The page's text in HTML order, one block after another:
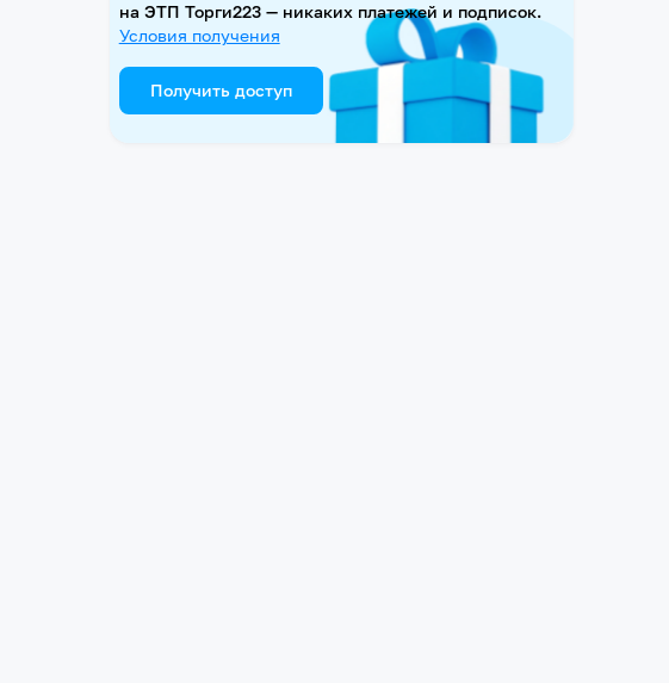
на ЭТП Торги223 — никаких платежей и подписок.
Условия получения
Получить доступ